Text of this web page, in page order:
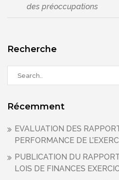
des préoccupations
Recherche
Récemment
EVALUATION DES
PERFORMANCE DE
PUBLICATION DU
LOIS DE FINANCES